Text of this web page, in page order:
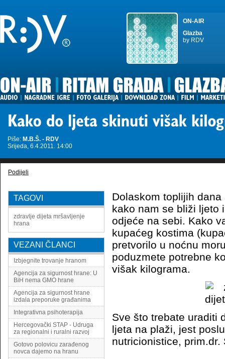
ON-AIR
Glazba
by RDV
Piše: M.B.Š. - RDV
Srijeda, 6.4.2011. 14:00
Podijeli
TAGOVI
zdravlje dijeta mršavljenje
hrana
VEZANI ČLANCI
Izbjegnite trovanje hranom
Agencija za sigurnost hrane: U
BiH nema GMO hrane
Agencija za sigurnost hrane
izdala preporuke građanima
Integrativna psihoterapija
Hercegovački STAP - Udruga
za regionalni i ruralni razvoj
Gotovo polovicu zarađenog
novca dajemo na hranu
Dolaskom toplijih
kako nam se bliži ljeto
odjeće na sebi. Kako
kupaćeg kostima
pretvorilo u noćnu
poduzmete potrebne
višak kilograma.
Sve što trebate uraditi
ljeta na plaži, jest
nutricionistice, prim.dr.